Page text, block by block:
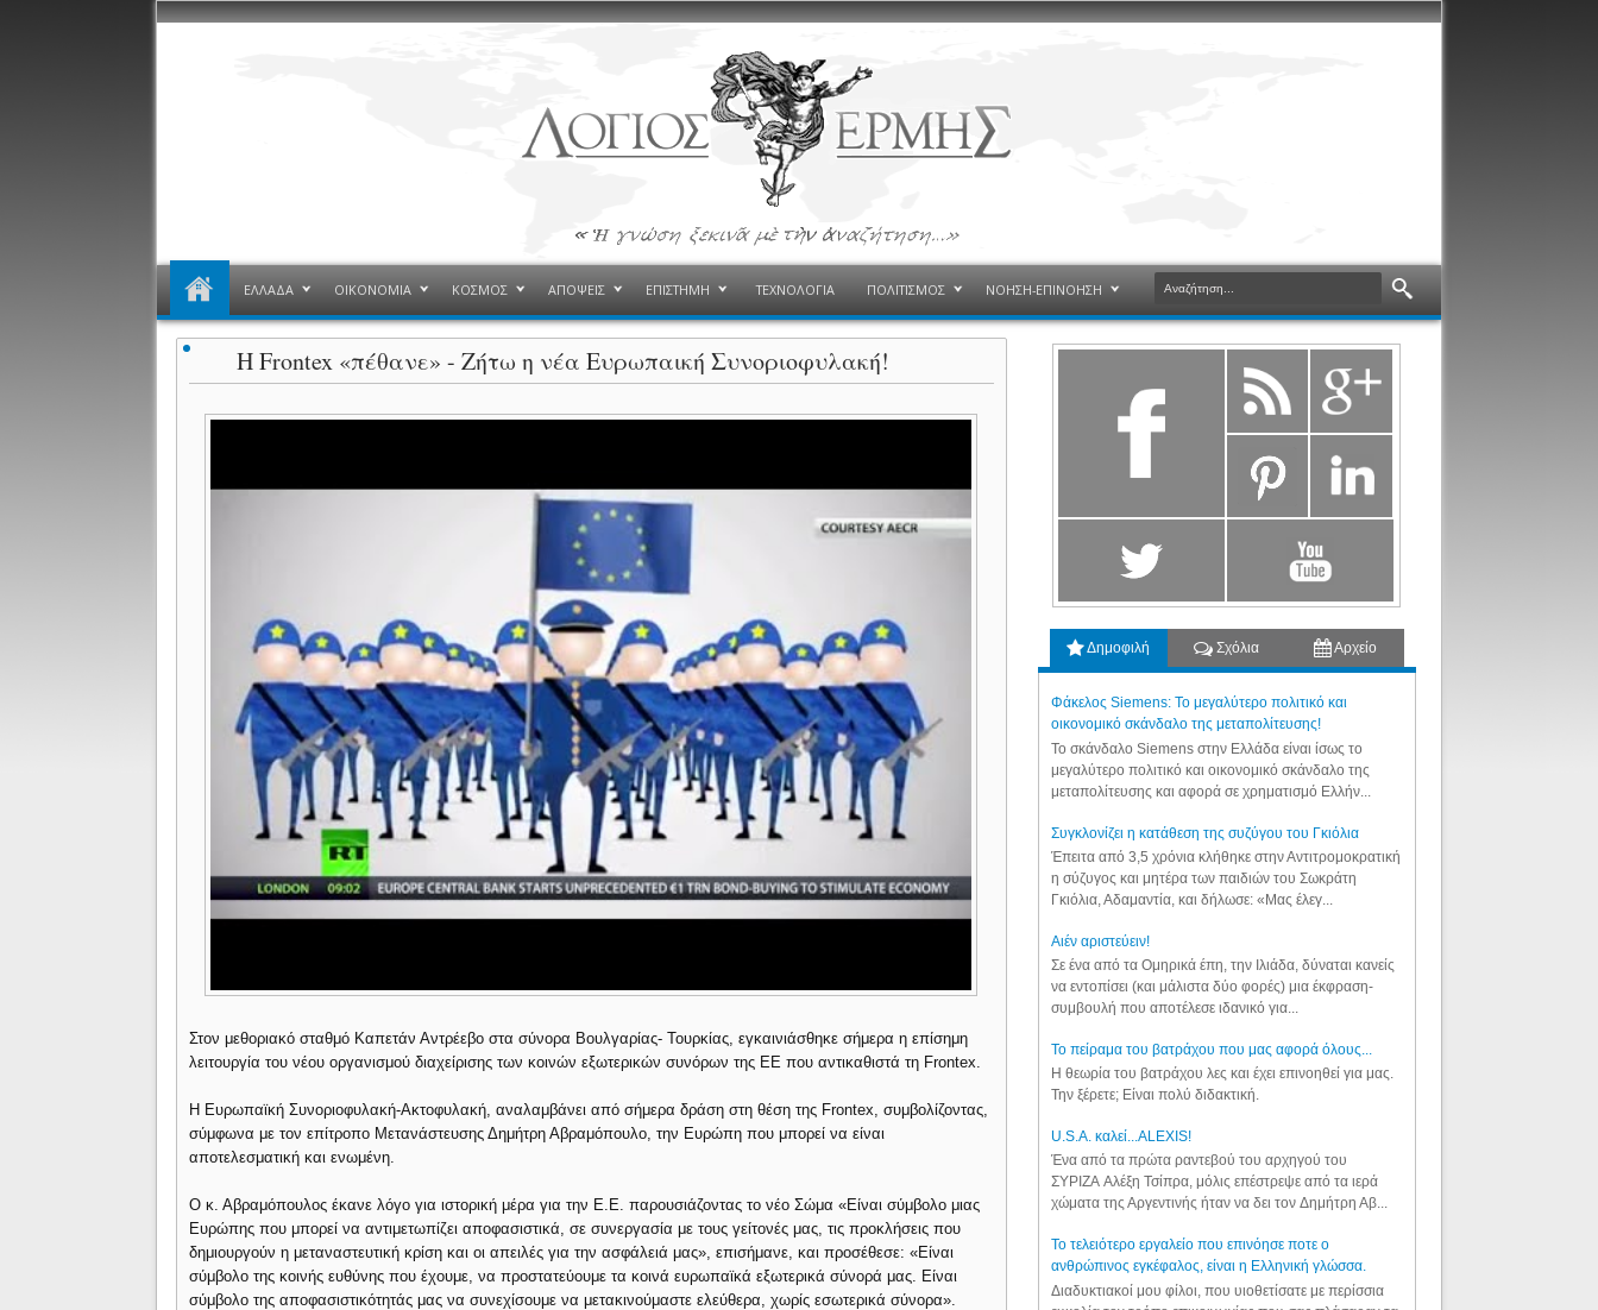
ΕΛΛΑΔΑ ΟΙΚΟΝΟΜΙΑ ΚΟΣΜΟΣ ΑΠΟΨΕΙΣ ΕΠΙΣΤΗΜΗ ΤΕΧΝΟΛΟΓΙΑ ΠΟΛΙΤΙΣΜΟΣ ΝΟΗΣΗ-ΕΠΙΝΟΗΣΗ
Η Frontex «πέθανε» - Ζήτω η νέα Ευρωπαική Συνοριοφυλακή!
Στον μεθοριακό σταθμό Καπετάν Αντρέεβο στα σύνορα Βουλγαρίας- Τουρκίας, εγκαινιάσθηκε σήμερα η επίσημη
λειτουργία του νέου οργανισμού διαχείρισης των κοινών εξωτερικών συνόρων της ΕΕ που αντικαθιστά τη Frontex.
Η Ευρωπαϊκή Συνοριοφυλακή-Ακτοφυλακή, αναλαμβάνει από σήμερα δράση στη θέση της Frontex, συμβολίζοντας,
σύμφωνα με τον επίτροπο Μετανάστευσης Δημήτρη Αβραμόπουλο, την Ευρώπη που μπορεί να είναι
αποτελεσματική και ενωμένη.
Ο κ. Αβραμόπουλος έκανε λόγο για ιστορική μέρα για την Ε.Ε. παρουσιάζοντας το νέο Σώμα «Είναι σύμβολο μιας
Ευρώπης που μπορεί να αντιμετωπίζει αποφασιστικά, σε συνεργασία με τους γείτονές μας, τις προκλήσεις που
δημιουργούν η μεταναστευτική κρίση και οι απειλές για την ασφάλειά μας», επισήμανε, και προσέθεσε: «Είναι
σύμβολο της κοινής ευθύνης που έχουμε, να προστατεύουμε τα κοινά ευρωπαϊκά εξωτερικά σύνορά μας. Είναι
σύμβολο της αποφασιστικότητάς μας να συνεχίσουμε να μετακινούμαστε ελεύθερα, χωρίς εσωτερικά σύνορα».
Δημοφιλή Σχόλια Αρχείο
Φάκελος Siemens: Το μεγαλύτερο πολιτικό και
οικονομικό σκάνδαλο της μεταπολίτευσης!
Το σκάνδαλο Siemens στην Ελλάδα είναι ίσως το
μεγαλύτερο πολιτικό και οικονομικό σκάνδαλο της
μεταπολίτευσης και αφορά σε χρηματισμό Ελλήν...
Συγκλονίζει η κατάθεση της συζύγου του Γκιόλια
Έπειτα από 3,5 χρόνια κλήθηκε στην Αντιτρομοκρατική
η σύζυγος και μητέρα των παιδιών του Σωκράτη
Γκιόλια, Αδαμαντία, και δήλωσε: «Μας έλεγ...
Aιέν αριστεύειν!
Σε ένα από τα Ομηρικά έπη, την Ιλιάδα, δύναται κανείς
να εντοπίσει (και μάλιστα δύο φορές) μια έκφραση-
συμβουλή που αποτέλεσε ιδανικό για...
Το πείραμα του βατράχου που μας αφορά όλους...
Η θεωρία του βατράχου λες και έχει επινοηθεί για μας.
Την ξέρετε; Είναι πολύ διδακτική.
U.S.A. καλεί...ALEXIS!
Ένα από τα πρώτα ραντεβού του αρχηγού του
ΣΥΡΙΖΑ Αλέξη Τσίπρα, μόλις επέστρεψε από τα ιερά
χώματα της Αργεντινής ήταν να δει τον Δημήτρη Αβ...
Το τελειότερο εργαλείο που επινόησε ποτε ο
ανθρώπινος εγκέφαλος, είναι η Ελληνική γλώσσα.
Διαδυκτιακοί μου φίλοι, που υιοθετίσατε με περίσσια